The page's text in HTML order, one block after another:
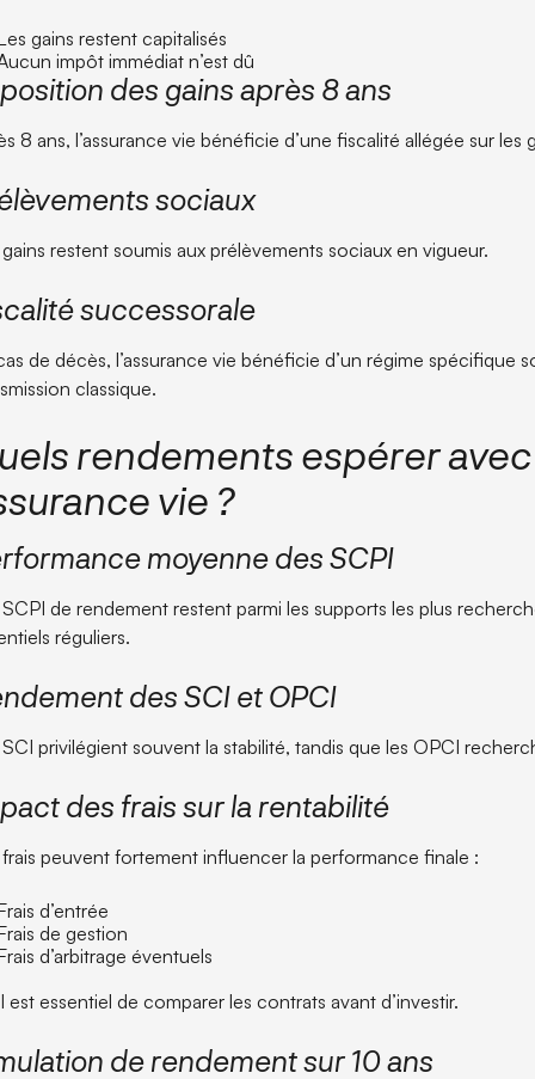
gains restent capitalisés
impôt immédiat n’est dû
des gains après 8 ans
8 ans, l’assurance vie bénéficie d’une fiscalité allégée sur les
sociaux
restent soumis aux prélèvements sociaux en vigueur.
successorale
de décès, l’assurance vie bénéficie d’un régime spécifique
classique.
rendements espérer avec
vie ?
moyenne des SCPI
de rendement restent parmi les supports les plus
réguliers.
des SCI et OPCI
privilégient souvent la stabilité, tandis que les OPCI
des frais sur la rentabilité
peuvent fortement influencer la performance finale :
d’entrée
de gestion
d’arbitrage éventuels
est essentiel de comparer les contrats avant d’investir.
de rendement sur 10 ans